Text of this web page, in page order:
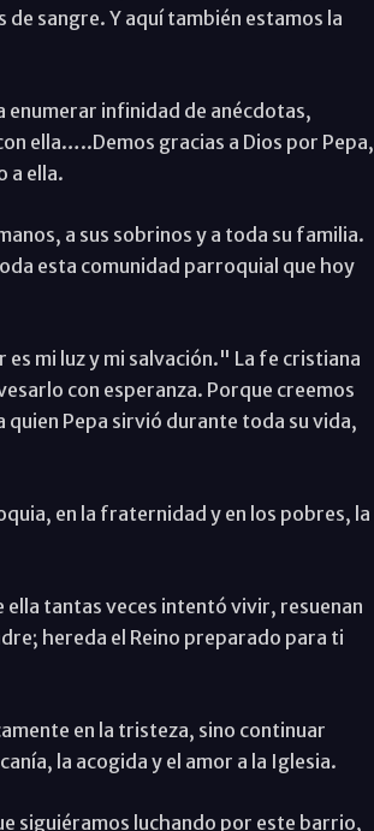
sangre. Y aquí también estamos la
enumerar infinidad de anécdotas,
ella…..Demos gracias a Dios por Pepa,
a ella.
a sus sobrinos y a toda su familia.
esta comunidad parroquial que hoy
mi luz y mi salvación." La fe cristiana
con esperanza. Porque creemos
quien Pepa sirvió durante toda su vida,
en la fraternidad y en los pobres, la
ella tantas veces intentó vivir, resuenan
hereda el Reino preparado para ti
en la tristeza, sino continuar
la acogida y el amor a la Iglesia.
siguiéramos luchando por este barrio,